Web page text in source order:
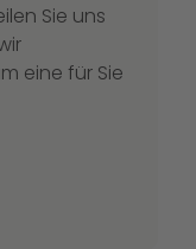
Sie uns
eine für Sie